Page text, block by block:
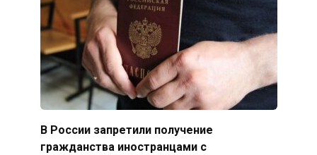
В России запретили получение
гражданства иностранцами с